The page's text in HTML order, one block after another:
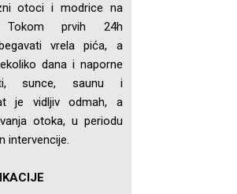
otoci i modrice na
Tokom prvih 24h
vrela pića, a
dana i naporne
sunce, saunu i
je vidljiv odmah, a
otoka, u periodu
intervencije.